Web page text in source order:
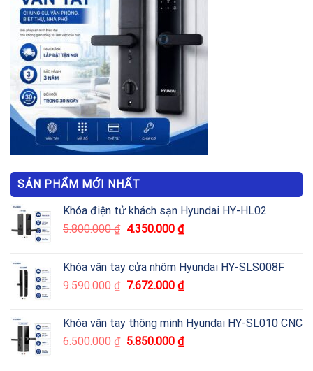
SẢN PHẨM MỚI NHẤT
Khóa điện tử khách sạn Hyundai HY-HL02
5.800.000₫ 4.350.000 ₫
Khóa vân tay cửa nhôm Hyundai HY-SLS008F
9.590.000₫ 7.672.000 ₫
Khóa vân tay thông minh Hyundai HY-SL010 CNC
6.500.000₫ 5.850.000 ₫